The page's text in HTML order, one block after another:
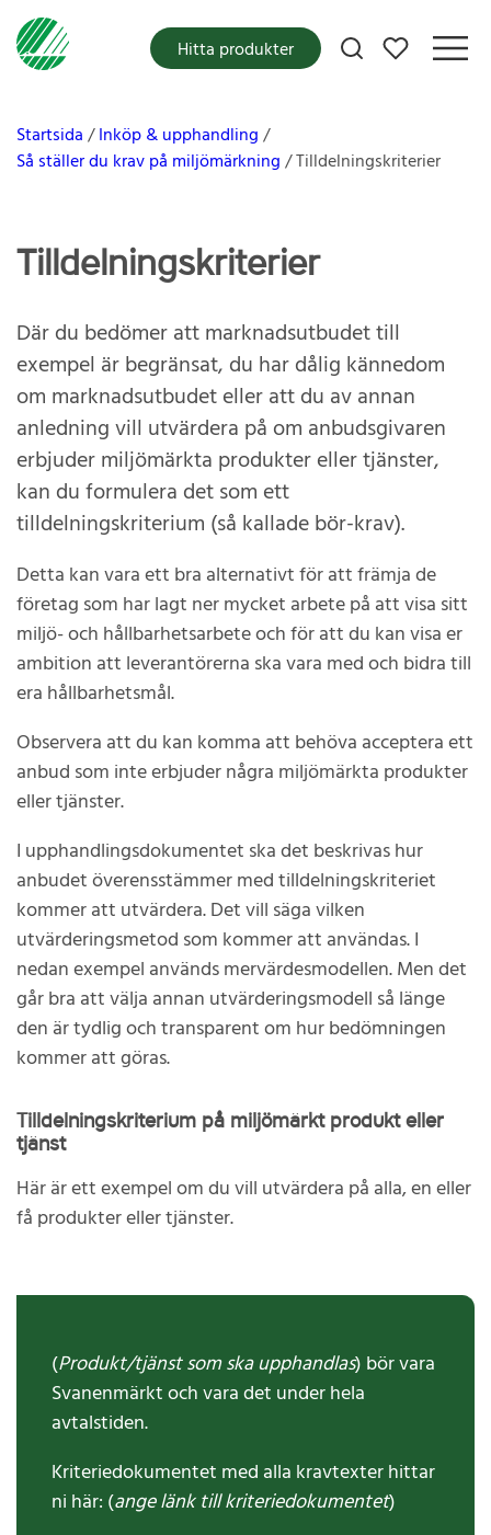
Mina favoriter
Hitta produkter
Startsida
Inköp & upphandling
Så ställer du krav på miljömärkning Tilldelningskriterier
Tilldelningskriterier
Där du bedömer att marknadsutbudet till
exempel är begränsat, du har dålig kännedom
om marknadsutbudet eller att du av annan
anledning vill utvärdera på om anbudsgivaren
erbjuder miljömärkta produkter eller tjänster,
kan du formulera det som ett
tilldelningskriterium (så kallade bör-krav).
Detta kan vara ett bra alternativt för att främja de
företag som har lagt ner mycket arbete på att visa sitt
miljö- och hållbarhetsarbete och för att du kan visa er
ambition att leverantörerna ska vara med och bidra till
era hållbarhetsmål.
Observera att du kan komma att behöva acceptera ett
anbud som inte erbjuder några miljömärkta produkter
eller tjänster.
I upphandlingsdokumentet ska det beskrivas hur
anbudet överensstämmer med tilldelningskriteriet
kommer att utvärdera. Det vill säga vilken
utvärderingsmetod som kommer att användas. I
nedan exempel används mervärdesmodellen. Men det
går bra att välja annan utvärderingsmodell så länge
den är tydlig och transparent om hur bedömningen
kommer att göras.
Tilldelningskriterium på miljömärkt produkt eller
tjänst
Här är ett exempel om du vill utvärdera på alla, en eller
få produkter eller tjänster.
(Produkt/tjänst som ska upphandlas) bör vara
Svanenmärkt och vara det under hela
avtalstiden.
Kriteriedokumentet med alla kravtexter hittar
ni här: (ange länk till kriteriedokumentet)